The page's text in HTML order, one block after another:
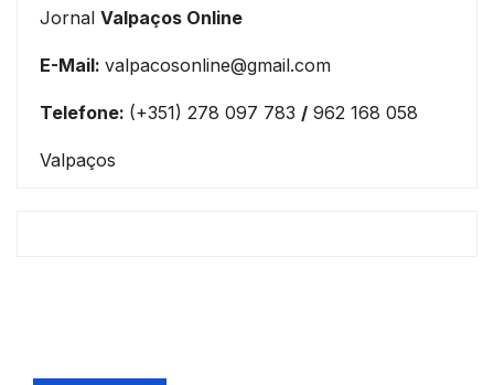
Jornal Valpaços Online
E-Mail: valpacosonline@gmail.com
Telefone: (+351) 278 097 783 / 962 168 058
Valpaços